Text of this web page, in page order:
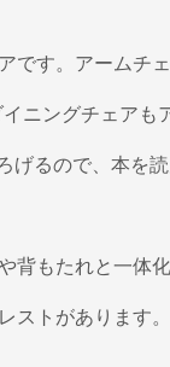
です。アームチ
ニングチェアも
げるので、本を
背もたれと一体
ストがあります